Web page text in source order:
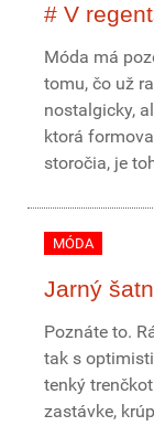
# V
Móda má
tomu, čo už
nostalgicky,
ktorá
storočia, je
MÓDA
Jarný
Poznáte to.
tak s
tenký
zastávke,